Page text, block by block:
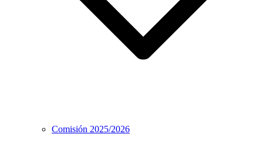
Comisión 2025/2026